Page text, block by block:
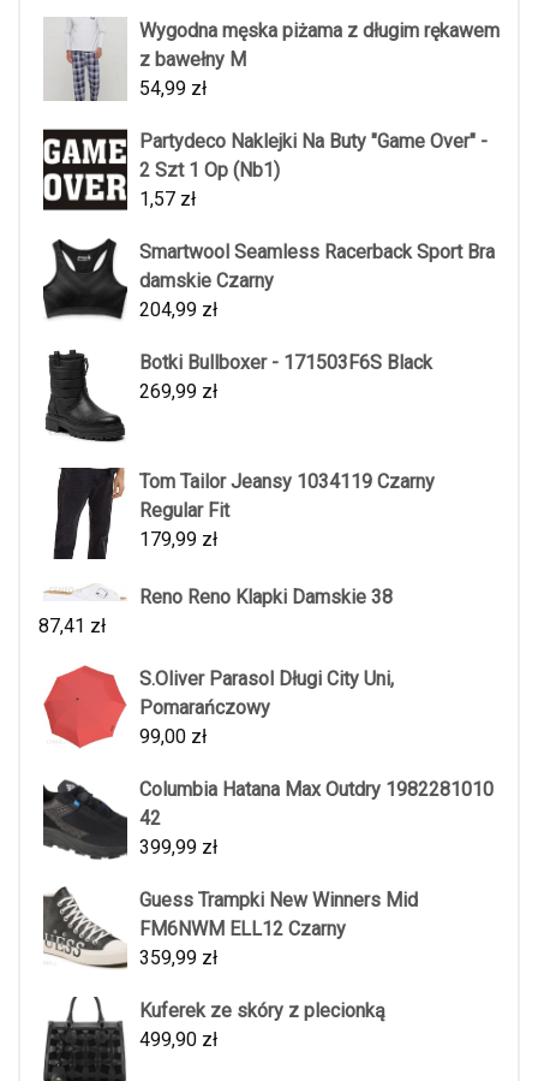
Wygodna męska piżama z długim rękawem
z bawełny M
54,99 zł
Partydeco Naklejki Na Buty "Game Over" -
2 Szt 1 Op (Nb1)
1,57 zł
Smartwool Seamless Racerback Sport Bra
damskie Czarny
204,99 zł
Botki Bullboxer - 171503F6S Black
269,99 zł
Tom Tailor Jeansy 1034119 Czarny
Regular Fit
179,99 zł
Reno Reno Klapki Damskie 38
87,41 zł
S.Oliver Parasol Długi City Uni,
Pomarańczowy
99,00 zł
Columbia Hatana Max Outdry 1982281010
42
399,99 zł
Guess Trampki New Winners Mid
FM6NWM ELL12 Czarny
359,99 zł
Kuferek ze skóry z plecionką
499,90 zł